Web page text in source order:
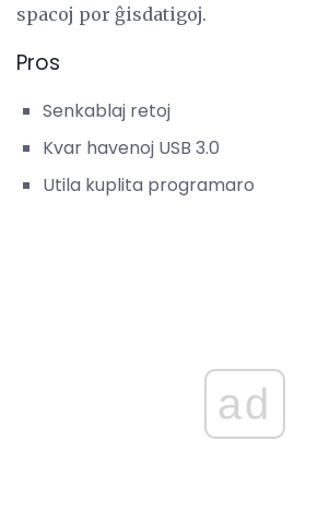
spacoj por ĝisdatigoj.
Pros
Senkablaj retoj
Kvar havenoj USB 3.0
Utila kuplita programaro
ad